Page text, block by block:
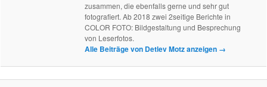
zusammen, die ebenfalls gerne und sehr gut
fotografiert. Ab 2018 zwei 2seitige Berichte in
COLOR FOTO: Bildgestaltung und Besprechung
von Leserfotos.
Alle Beiträge von Detlev Motz anzeigen →